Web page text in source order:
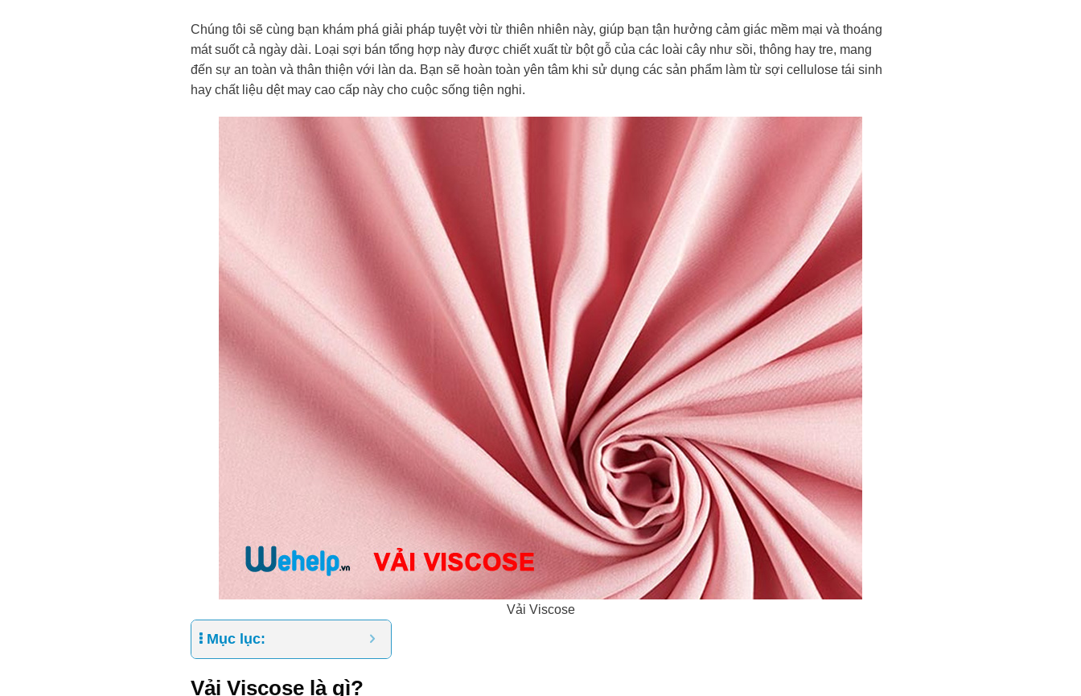
Chúng tôi sẽ cùng bạn khám phá giải pháp tuyệt vời từ thiên nhiên này, giúp bạn tận hưởng cảm giác mềm mại và thoáng
mát suốt cả ngày dài. Loại sợi bán tổng hợp này được chiết xuất từ bột gỗ của các loài cây như sồi, thông hay tre, mang
đến sự an toàn và thân thiện với làn da. Bạn sẽ hoàn toàn yên tâm khi sử dụng các sản phẩm làm từ sợi cellulose tái sinh
hay chất liệu dệt may cao cấp này cho cuộc sống tiện nghi.
Vải Viscose
Mục lục:
Vải Viscose là gì?